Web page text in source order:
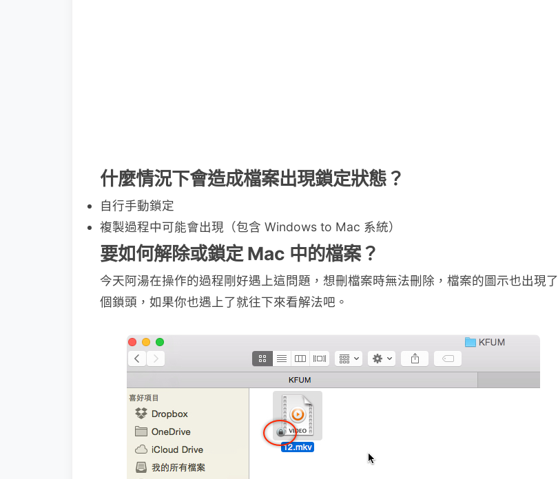
什麼情況下會造成檔案出現鎖定狀態？
自行手動鎖定
複製過程中可能會出現（包含 Windows to Mac 系統）
要如何解除或鎖定 Mac 中的檔案？
今天阿湯在操作的過程剛好遇上這問題，想刪檔案時無法刪除，檔案的圖示也出現了
個鎖頭，如果你也遇上了就往下來看解法吧。